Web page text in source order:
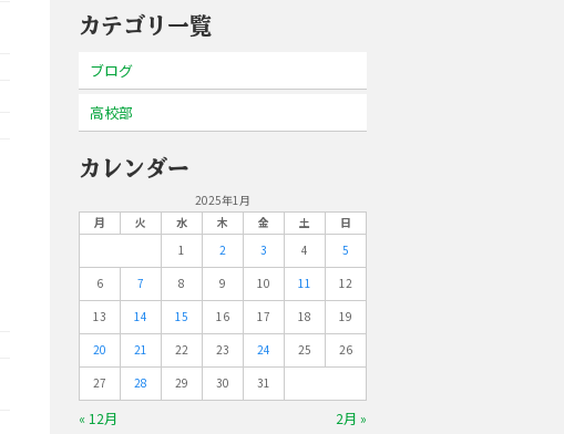
カテゴリ一覧
ブログ
高校部
カレンダー
2025年1月
月
火 水 木 金 土
日
1
2 3 4
5
6
7 8 9 10 11
12
13
14 15 16 17 18
19
20
21 22 23 24 25
26
27
28 29 30 31
« 12月 2月 »